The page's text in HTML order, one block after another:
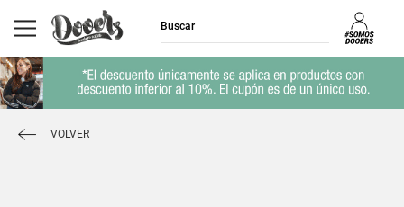
VOLVER